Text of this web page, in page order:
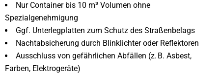
Nur Container bis 10 m³ Volumen ohne
Spezialgenehmigung
Ggf. Unterlegplatten zum Schutz des Straßenbelags
Nachtabsicherung durch Blinklichter oder Reflektoren
Ausschluss von gefährlichen Abfällen (z. B. Asbest,
Farben, Elektrogeräte)